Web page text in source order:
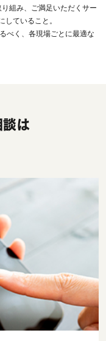
組み、ご満足いただくサー
していること。
べく、各現場ごとに最適な
談は